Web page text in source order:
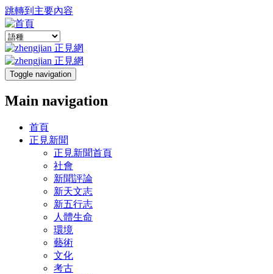
跳轉到主要內容
Toggle navigation
Main navigation
首頁
正見新聞
正見新聞首頁
社會
新聞評論
新天文志
新五行志
人體生命
環境
藝術
文化
考古